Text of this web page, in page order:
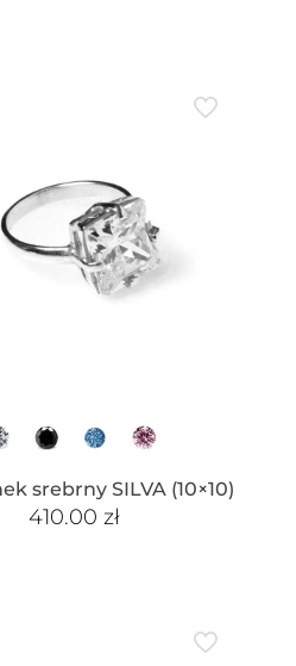
srebrny SILVA (10×10)
410.00 zł